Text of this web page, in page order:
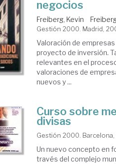
negocios
Freiberg, Kevin
Gestión 2000. Madrid,
Valoración de
proyecto de inversión.
relevantes en el
valoraciones de
nuevos y ...
Curso sobre
divisas
Gestión 2000.
Un nuevo concepto en
través del complejo